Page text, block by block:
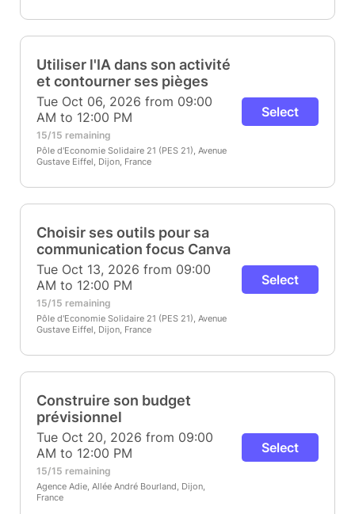
Utiliser l'IA dans son activité
et contourner ses pièges
Tue Oct 06, 2026 from 09:00
AM to 12:00 PM
15/15 remaining
Pôle d'Economie Solidaire 21 (PES 21), Avenue
Gustave Eiffel, Dijon, France
Select
Choisir ses outils pour sa
communication focus Canva
Tue Oct 13, 2026 from 09:00
AM to 12:00 PM
15/15 remaining
Pôle d'Economie Solidaire 21 (PES 21), Avenue
Gustave Eiffel, Dijon, France
Select
Construire son budget
prévisionnel
Tue Oct 20, 2026 from 09:00
AM to 12:00 PM
15/15 remaining
Agence Adie, Allée André Bourland, Dijon,
France
Select